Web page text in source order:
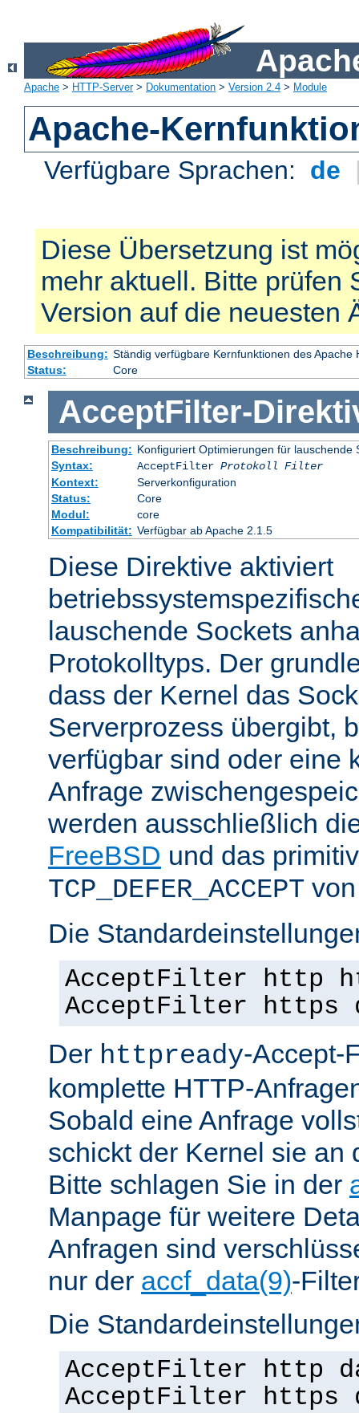
Apache > HTTP-Server> Dokumentation > Version 2.4 > Module
Apache-
Verfügbare Sprachen: de
Diese Übersetzung ist
mehr aktuell. Bitte prüfen
Version auf die neuesten
Beschreibung: Ständig verfügbare Kernfunktionen des Apache
Status:
Core
AcceptFilter-
Beschreibung: Konfiguriert Optimierungen für lauschende
Syntax:
AcceptFilter Protokoll Filter
Kontext:
Serverkonfiguration
Status:
Core
Modul:
core
Kompatibilität: Verfügbar ab Apache 2.1.5
Diese Direktive aktiviert
lauschende Sockets
Protokolltyps. Der
dass der Kernel das
Serverprozess übergibt,
verfügbar sind oder eine
Anfrage
werden ausschließlich
FreeBSD und das
TCP_DEFER_ACCEPT
Die
AcceptFilter http
AcceptFilter https
Der httpready-Accept-
komplette HTTP-
Sobald eine Anfrage
schickt der Kernel sie an
Bitte schlagen Sie in der
Manpage für weitere
Anfragen sind
nur der accf_data(9)-
Die
AcceptFilter http
AcceptFilter https